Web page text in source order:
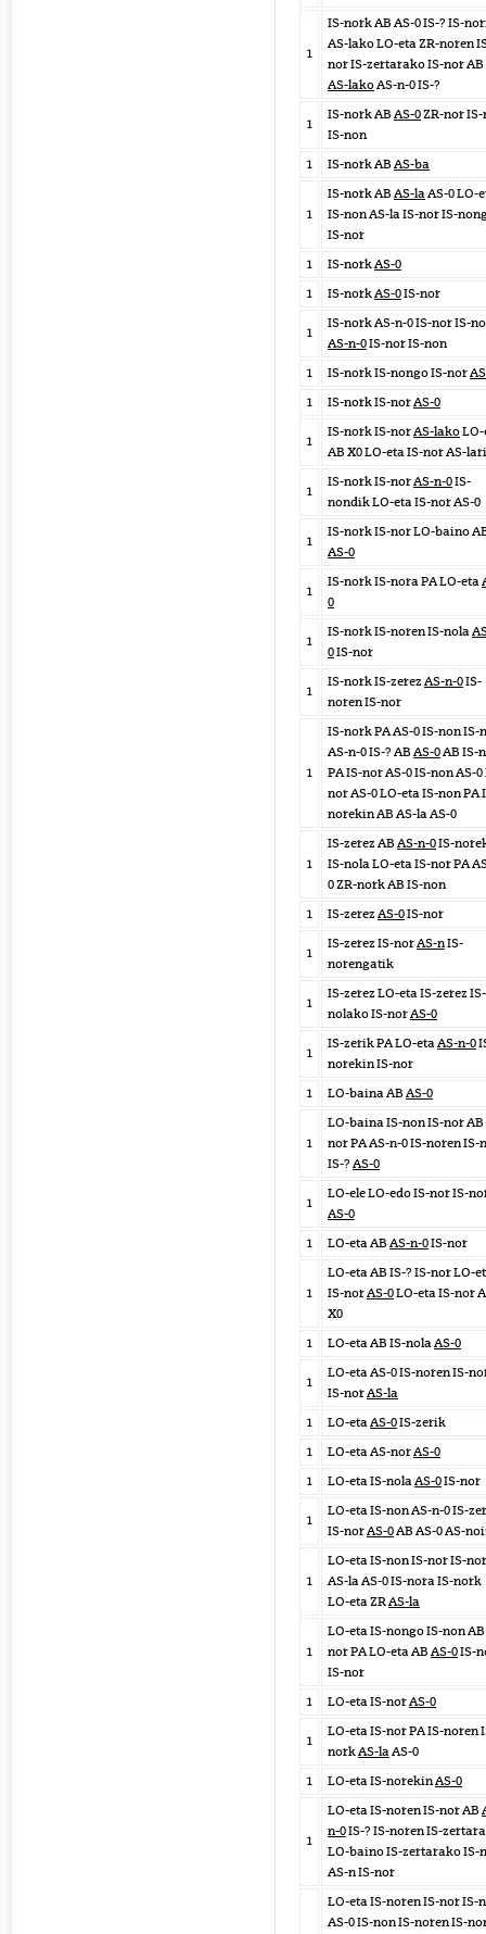
1
IS-nork AB AS-0 IS-? IS-
AS-lako LO-eta ZR-noren
nor IS-zertarako IS-nor AB
AS-lakoAS-n-0 IS-?
1
IS-nork AB AS-0ZR-nor
IS-non
1
IS-nork AB AS-ba
1
IS-nork AB AS-laAS-0 LO-
IS-non AS-la IS-nor IS-
IS-nor
1
IS-norkAS-0
1
IS-norkAS-0IS-nor
1
IS-nork AS-n-0 IS-nor IS-
AS-n-0IS-nor IS-non
1
IS-nork IS-nongo IS-nor
1
IS-nork IS-norAS-0
1
IS-nork IS-norAS-lako
AB X0 LO-eta IS-nor AS-
1
IS-nork IS-norAS-n-0IS-
nondik LO-eta IS-nor AS-0
1
IS-nork IS-nor LO-baino
AS-0
1
IS-nork IS-nora PA LO-eta
0
1
IS-nork IS-noren IS-nola
0IS-nor
1
IS-nork IS-zerez AS-n-0IS-
noren IS-nor
1
IS-nork PA AS-0 IS-non IS-
AS-n-0 IS-? AB AS-0AB IS-
PA IS-nor AS-0 IS-non AS-0
nor AS-0 LO-eta IS-non PA
norekin AB AS-la AS-0
1
IS-zerez AB AS-n-0IS-
IS-nola LO-eta IS-nor PA
0 ZR-nork AB IS-non
1
IS-zerez AS-0IS-nor
1
IS-zerez IS-norAS-nIS-
norengatik
1
IS-zerez LO-eta IS-zerez IS-
nolako IS-norAS-0
1
IS-zerik PA LO-etaAS-n-0
norekin IS-nor
1
LO-baina AB AS-0
1
LO-baina IS-non IS-nor AB
nor PA AS-n-0 IS-noren IS-
IS-? AS-0
1
LO-ele LO-edo IS-nor IS-
AS-0
1
LO-eta AB AS-n-0IS-nor
1
LO-eta AB IS-? IS-nor LO-
IS-norAS-0LO-eta IS-nor
X0
1
LO-eta AB IS-nolaAS-0
1
LO-eta AS-0 IS-noren IS-
IS-norAS-la
1
LO-etaAS-0IS-zerik
1
LO-eta AS-norAS-0
1
LO-eta IS-nolaAS-0IS-nor
1
LO-eta IS-non AS-n-0 IS-
IS-norAS-0AB AS-0 AS-
1
LO-eta IS-non IS-nor IS-nor
AS-la AS-0 IS-nora IS-nork
LO-eta ZRAS-la
1
LO-eta IS-nongo IS-non AB
nor PA LO-eta AB AS-0IS-
IS-nor
1
LO-eta IS-norAS-0
1
LO-eta IS-nor PA IS-noren
norkAS-laAS-0
1
LO-eta IS-norekinAS-0
1
LO-eta IS-noren IS-nor AB
n-0IS-? IS-noren IS-
LO-baino IS-zertarako IS-
AS-n IS-nor
LO-eta IS-noren IS-nor IS-
AS-0 IS-non IS-noren IS-